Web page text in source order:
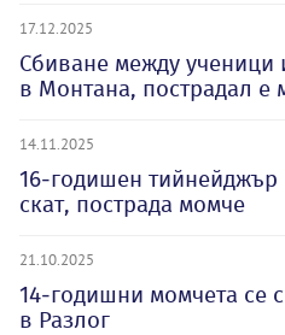
17.12.2025
Сбиване между ученици
в Монтана, пострадал е
14.11.2025
16-годишен тийнейджър
скат, пострада момче
21.10.2025
14-годишни момчета се
в Разлог